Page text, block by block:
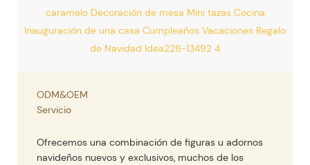
ODM&OEM
Servicio
Ofrecemos una combinación de figuras u adornos
navideños nuevos y exclusivos, muchos de los